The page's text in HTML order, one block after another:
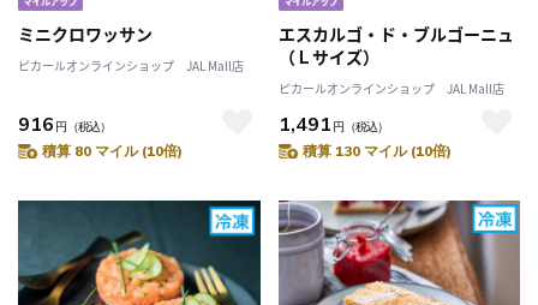
ミニクロワッサン
ピカールオンラインショップ JAL Mall店
916 円 （税込）
積算 80 マイル (10倍)
エスカルゴ・ド・ブルゴーニュ
（Ｌサイズ）
ピカールオンラインショップ JAL Mall店
1,491 円 （税込）
積算 130 マイル (10倍)